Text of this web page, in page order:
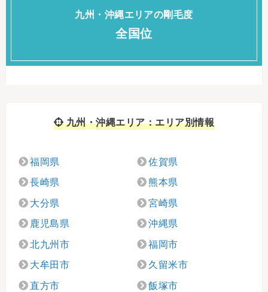
九州・沖縄エリアの剛毛度
全国位
九州・沖縄エリア：エリア別情報
福岡県 佐賀県
長崎県 熊本県
大分県 宮崎県
鹿児島県 沖縄県
北九州市 福岡市
大牟田市 久留米市
直方市 飯塚市